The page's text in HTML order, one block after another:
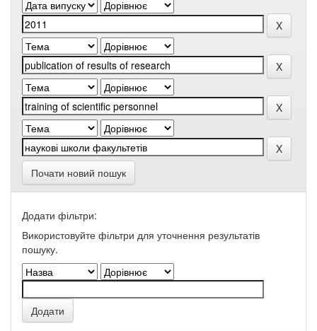
Почати новий пошук
Додати фільтри:
Використовуйте фільтри для уточнення результатів
пошуку.